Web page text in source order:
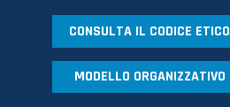
CONSULTA IL CODICE ETICO
MODELLO ORGANIZZATIVO